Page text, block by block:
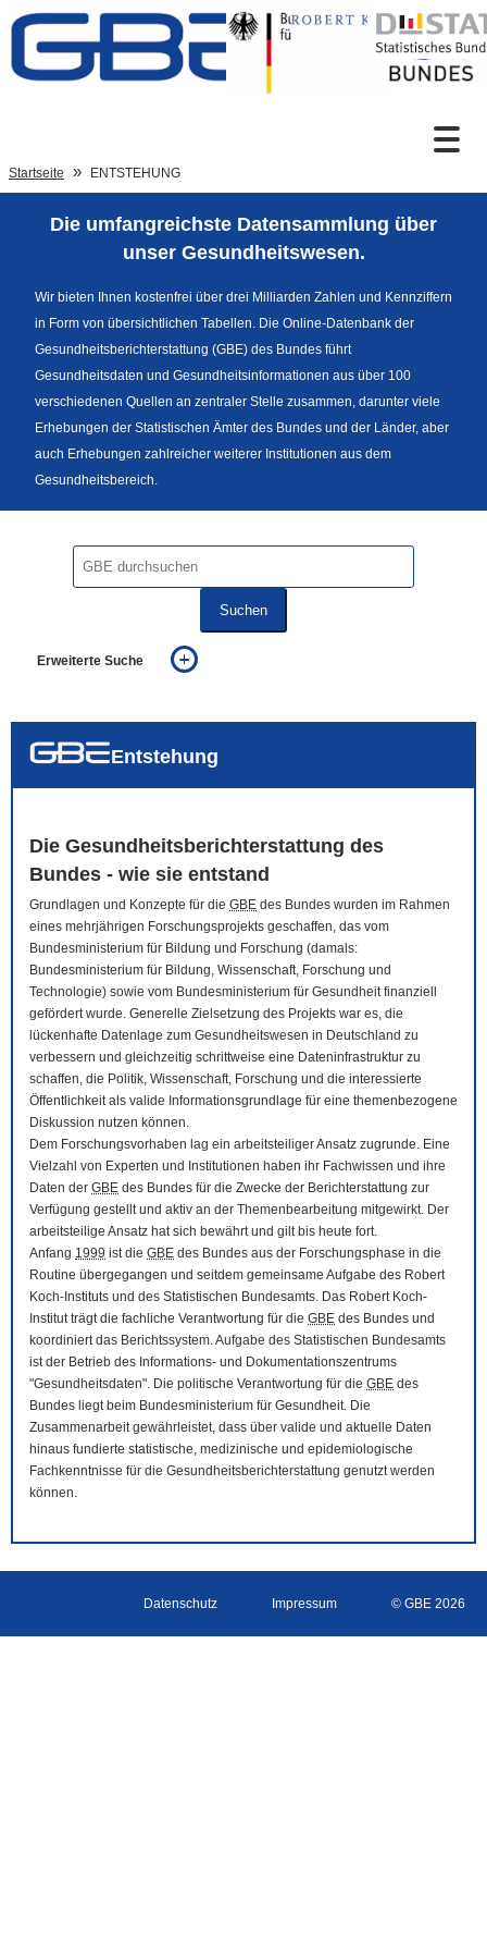
Zum Inhalt
Sprachumschaltung
Fußzeile
Startseite ENTSTEHUNG
Die umfangreichste Datensammlung über
unser Gesundheitswesen.
Wir bieten Ihnen kostenfrei über drei Milliarden Zahlen und Kennziffern
in Form von übersichtlichen Tabellen. Die Online-Datenbank der
Gesundheitsberichterstattung (GBE) des Bundes führt
Gesundheitsdaten und Gesundheitsinformationen aus über 100
verschiedenen Quellen an zentraler Stelle zusammen, darunter viele
Erhebungen der Statistischen Ämter des Bundes und der Länder, aber
auch Erhebungen zahlreicher weiterer Institutionen aus dem
Gesundheitsbereich.
Suchen
Erweiterte Suche
auch in allen Texten suchen (Volltextsuche)
Entstehung
Die Gesundheitsberichterstattung des
Bundes - wie sie entstand
Grundlagen und Konzepte für die GBE des Bundes wurden im Rahmen
eines mehrjährigen Forschungsprojekts geschaffen, das vom
Bundesministerium für Bildung und Forschung (damals:
Bundesministerium für Bildung, Wissenschaft, Forschung und
Technologie) sowie vom Bundesministerium für Gesundheit finanziell
gefördert wurde. Generelle Zielsetzung des Projekts war es, die
lückenhafte Datenlage zum Gesundheitswesen in Deutschland zu
verbessern und gleichzeitig schrittweise eine Dateninfrastruktur zu
schaffen, die Politik, Wissenschaft, Forschung und die interessierte
Öffentlichkeit als valide Informationsgrundlage für eine themenbezogene
Diskussion nutzen können.
Dem Forschungsvorhaben lag ein arbeitsteiliger Ansatz zugrunde. Eine
Vielzahl von Experten und Institutionen haben ihr Fachwissen und ihre
Daten der GBE des Bundes für die Zwecke der Berichterstattung zur
Verfügung gestellt und aktiv an der Themenbearbeitung mitgewirkt. Der
arbeitsteilige Ansatz hat sich bewährt und gilt bis heute fort.
Anfang 1999 ist die GBE des Bundes aus der Forschungsphase in die
Routine übergegangen und seitdem gemeinsame Aufgabe des Robert
Koch-Instituts und des Statistischen Bundesamts. Das Robert Koch-
Institut trägt die fachliche Verantwortung für die GBE des Bundes und
koordiniert das Berichtssystem. Aufgabe des Statistischen Bundesamts
ist der Betrieb des Informations- und Dokumentationszentrums
"Gesundheitsdaten". Die politische Verantwortung für die GBE des
Bundes liegt beim Bundesministerium für Gesundheit. Die
Zusammenarbeit gewährleistet, dass über valide und aktuelle Daten
hinaus fundierte statistische, medizinische und epidemiologische
Fachkenntnisse für die Gesundheitsberichterstattung genutzt werden
können.
Datenschutz Impressum © GBE 2026